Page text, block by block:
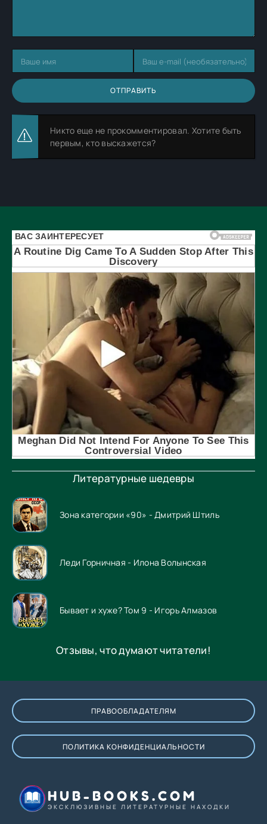
Литературные шедевры
Зона категории «90» - Дмитрий Штиль
Леди Горничная - Илона Волынская
Бывает и хуже? Том 9 - Игорь Алмазов
Отзывы, что думают читатели!
ОТПРАВИТЬ
Никто еще не прокомментировал. Хотите быть
первым, кто выскажется?
ПРАВООБЛАДАТЕЛЯМ
ПОЛИТИКА КОНФИДЕНЦИАЛЬНОСТИ
HUB-BOOKS.COM
ЭКСКЛЮЗИВНЫЕ ЛИТЕРАТУРНЫЕ НАХОДКИ